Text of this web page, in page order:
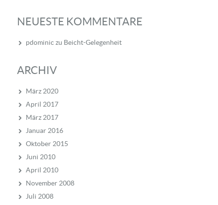
NEUESTE KOMMENTARE
pdominic zu Beicht-Gelegenheit
ARCHIV
März 2020
April 2017
März 2017
Januar 2016
Oktober 2015
Juni 2010
April 2010
November 2008
Juli 2008